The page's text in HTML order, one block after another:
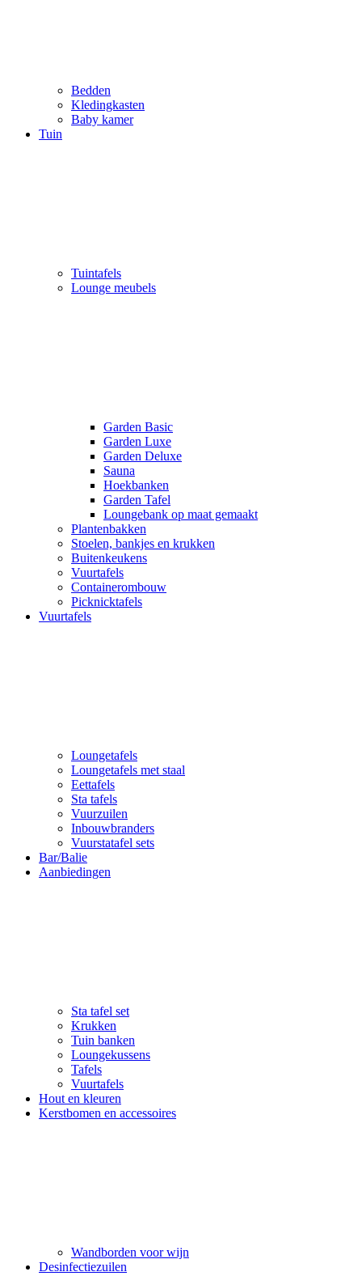
Bedden
Kledingkasten
Baby kamer
Tuin
Tuintafels
Lounge meubels
Garden Basic
Garden Luxe
Garden Deluxe
Sauna
Hoekbanken
Garden Tafel
Loungebank op maat gemaakt
Plantenbakken
Stoelen, bankjes en krukken
Buitenkeukens
Vuurtafels
Containerombouw
Picknicktafels
Vuurtafels
Loungetafels
Loungetafels met staal
Eettafels
Sta tafels
Vuurzuilen
Inbouwbranders
Vuurstatafel sets
Bar/Balie
Aanbiedingen
Sta tafel set
Krukken
Tuin banken
Loungekussens
Tafels
Vuurtafels
Hout en kleuren
Kerstbomen en accessoires
Wandborden voor wijn
Desinfectiezuilen